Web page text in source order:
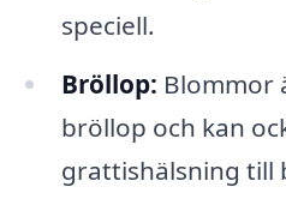
speciell.
Bröllop: Blommor
bröllop och kan
grattishälsning till